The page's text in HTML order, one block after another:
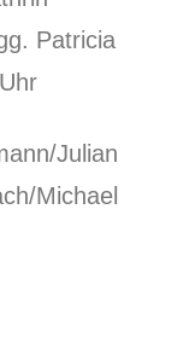
Patricia
Julian
Michael